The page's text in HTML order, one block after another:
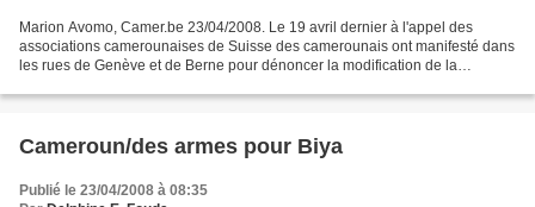
Marion Avomo, Camer.be 23/04/2008. Le 19 avril dernier à l'appel des
associations camerounaises de Suisse des camerounais ont manifesté dans
les rues de Genève et de Berne pour dénoncer la modification de la
Cameroun/des armes pour Biya
Publié le 23/04/2008 à 08:35